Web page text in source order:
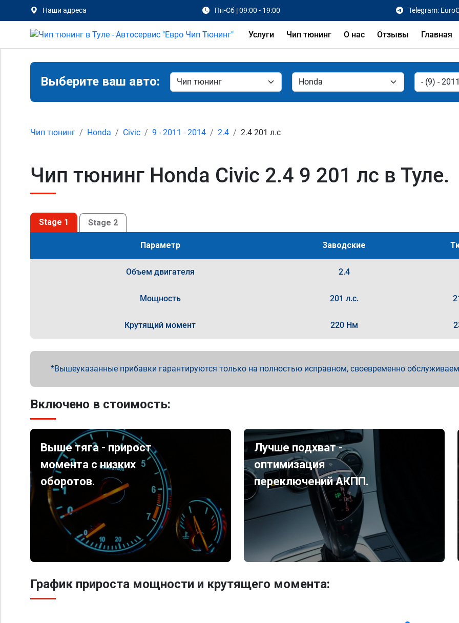
Наши адреса Пн-Сб | 09:00 - 19:00 Telegram:
Услуги Чип тюнинг О нас Отзывы Главная
Выберите ваш авто:
Чип тюнинг Honda Civic 9 - 2011 - 2014 2.4 2.4 201 л.с
Чип тюнинг Honda Civic 2.4 9 201 лс в Туле.
Stage 1 Stage 2
Параметр Заводские
Объем двигателя 2.4
Мощность 201 л.с.
Крутящий момент 220 Нм
Вышеуказанные прибавки гарантируются только на полностью исправном, своевременно
Включено в стоимость:
Выше тяга - прирост
момента с низких
оборотов.
Лучше подхват -
оптимизация
переключений АКПП.
График прироста мощности и крутящего момента: